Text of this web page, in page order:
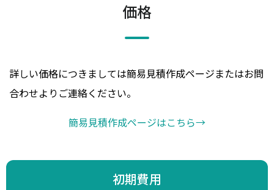
価格
詳しい価格につきましては簡易見積作成ページまたはお問
合わせよりご連絡ください。
簡易見積作成ページはこちら→
初期費用